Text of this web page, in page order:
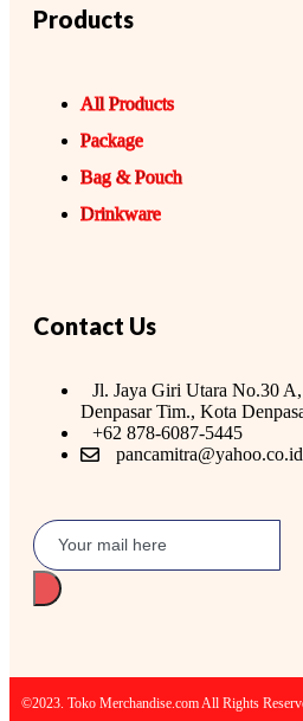
Products
All Products
Package
Bag & Pouch
Drinkware
Contact Us
Jl. Jaya Giri Utara No.30
Denpasar Tim., Kota
+62 878-6087-5445
pancamitra@yahoo.co.id
©2023. Toko Merchandise.com All Rights